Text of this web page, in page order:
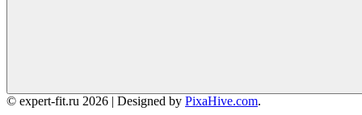
© expert-fit.ru 2026 | Designed by PixaHive.com.